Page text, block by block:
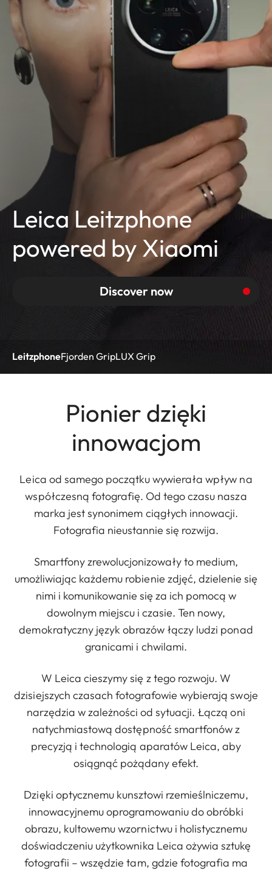
Leica Leitzphone
powered by Xiaomi
Discover now
LeitzphoneFjorden GripLUX Grip
Pionier dzięki
innowacjom
Leica od samego początku wywierała wpływ na
współczesną fotografię. Od tego czasu nasza
marka jest synonimem ciągłych innowacji.
Fotografia nieustannie się rozwija.
Smartfony zrewolucjonizowały to medium,
umożliwiając każdemu robienie zdjęć, dzielenie się
nimi i komunikowanie się za ich pomocą w
dowolnym miejscu i czasie. Ten nowy,
demokratyczny język obrazów łączy ludzi ponad
granicami i chwilami.
W Leica cieszymy się z tego rozwoju. W
dzisiejszych czasach fotografowie wybierają swoje
narzędzia w zależności od sytuacji. Łączą oni
natychmiastową dostępność smartfonów z
precyzją i technologią aparatów Leica, aby
osiągnąć pożądany efekt.
Dzięki optycznemu kunsztowi rzemieślniczemu,
innowacyjnemu oprogramowaniu do obróbki
obrazu, kultowemu wzornictwu i holistycznemu
doświadczeniu użytkownika Leica ożywia sztukę
fotografii – wszędzie tam, gdzie fotografia ma